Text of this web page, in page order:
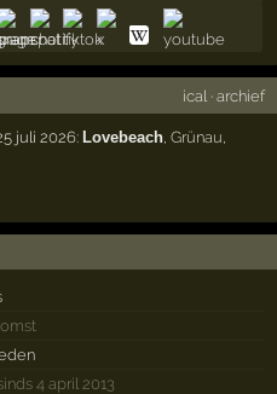
ical · archief
juli 2026: Lovebeach ,Grünau
4 april 2013